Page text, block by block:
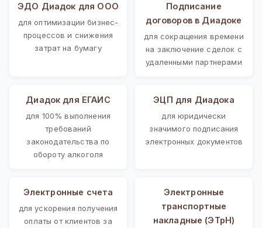
ЭДО Диадок для ООО
для оптимизации бизнес-
процессов и снижения
затрат на бумагу
Подписание
договоров в Диадоке
для сокращения времени
на заключение сделок с
удаленными партнерами
Диадок для ЕГАИС
для 100% выполнения
требований
законодательства по
обороту алкоголя
ЭЦП для Диадока
для юридически
значимого подписания
электронных документов
Электронные счета
для ускорения получения
оплаты от клиентов за
Электронные
транспортные
накладные (ЭТрН)